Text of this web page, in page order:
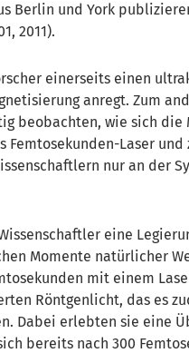
Berlin und York
2011).
einerseits einen
anregt. Zum
beobachten, wie sich die
Laser
nur an der
eine
Momente natürlicher
mit einem
Röntgenlicht, das es
Dabei erlebten sie eine
bereits nach 300